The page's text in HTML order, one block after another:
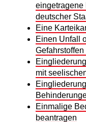
eingetragene
deutscher
Eine
Einen Unfall
mit
Einmalige
beantragen